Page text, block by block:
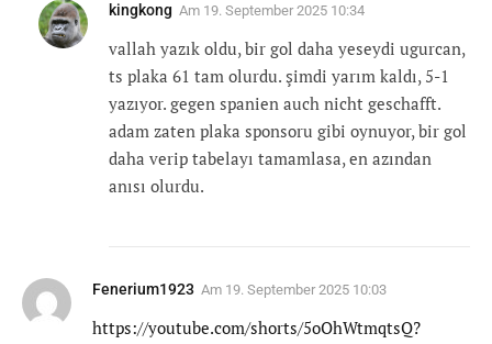
kingkong Am 19. September 2025 10:34
vallah yazık oldu, bir gol daha yeseydi ugurcan,
ts plaka 61 tam olurdu. şimdi yarım kaldı, 5-1
yazıyor. gegen spanien auch nicht geschafft.
adam zaten plaka sponsoru gibi oynuyor, bir gol
daha verip tabelayı tamamlasa, en azından
anısı olurdu.
Fenerium1923 Am 19. September 2025 10:03
https://youtube.com/shorts/5oOhWtmqtsQ?